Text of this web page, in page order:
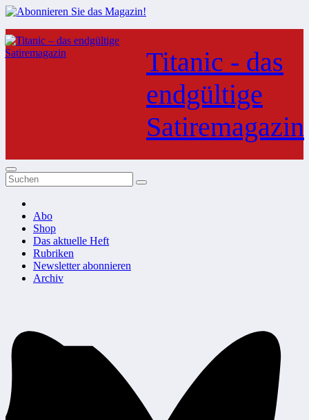
Zum
Inhalt
springen
Titanic - das
endgültige
Satiremagazin
Abo
Shop
Das aktuelle Heft
Rubriken
Newsletter abonnieren
Archiv